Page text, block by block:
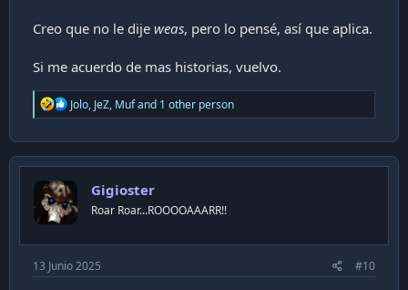
Creo que no le dije weas, pero lo pensé, así que aplica.
Si me acuerdo de mas historias, vuelvo.
R
e
c
t
o
n
Jolo, JeZ, Mufand 1 other person
Gigioster
Roar Roar...ROOOOAAARR!!
13 Junio 2025 #10